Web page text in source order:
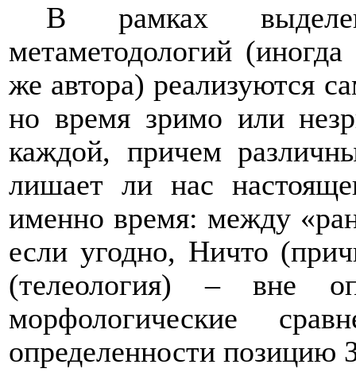
В рамках
метаметодологий
же автора) реализуются
но время зримо или
каждой, причем
лишает ли нас
именно время: между
если угодно, Ничто
(телеология) – вне
морфологические
определенности позицию